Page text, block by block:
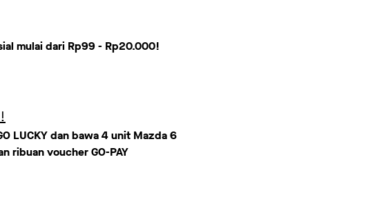
mulai dari Rp99 - Rp20.000!
LUCKY dan bawa4 unit Mazda 6
ribuan voucherGO-PAY